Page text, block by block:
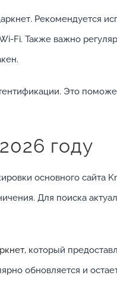
Рекомендуется
Fi. Также важно
Это
году
основного сайта
Для поиска
, который
обновляется и